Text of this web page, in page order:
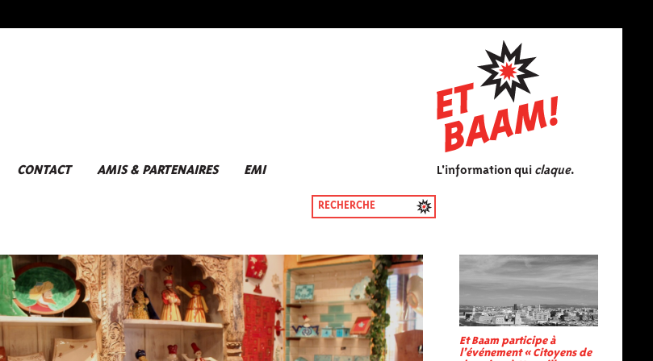
CONTACT AMIS & PARTENAIRES EMI L'information qui claque.
Et Baam participe à
l’événement « Citoyens de